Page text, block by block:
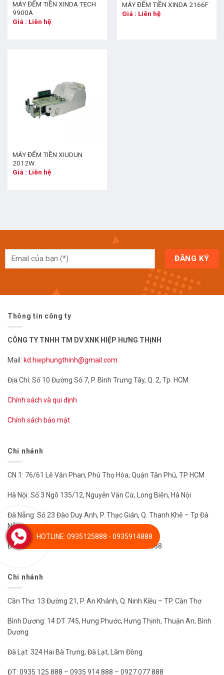
MÁY ĐẾM TIỀN XINDA TECH
9900A
Giá : Liên hệ
MÁY ĐẾM TIỀN XINDA 2166F
Giá : Liên hệ
MÁY ĐẾM TIỀN XIUDUN
2012W
Giá : Liên hệ
Thông tin công ty
CÔNG TY TNHH TM DV XNK HIỆP HƯNG THỊNH
Mail: kd.hiephungthinh@gmail.com
Địa Chỉ: Số 10 Đường Số 7, P. Bình Trưng Tây, Q. 2, Tp. HCM
Chính sách và qui định
Chính sách bảo mật
Chi nhánh
CN 1: 76/61 Lê Văn Phan, Phú Thọ Hòa, Quận Tân Phú, TP HCM
Hà Nội: Số 3 Ngõ 135/12, Nguyễn Văn Cừ, Long Biên, Hà Nội
Đà Nẵng: Số 23 Đào Duy Anh, P. Thạc Gián, Q. Thanh Khê – Tp Đà
Nẵng
ĐT: 0935.125.888– 0935.914.888 – 0927.077.888
Chi nhánh
Cần Thơ: 13 Đường 21, P. An Khánh, Q. Ninh Kiều – TP. Cần Thơ
Bình Dương: 14 DT 745, Hưng Phước, Hưng Thịnh, Thuận An, Bình
Dương
Đà Lạt: 324 Hai Bà Trưng, Đà Lạt, Lâm Đồng
ĐT: 0935.125.888 – 0935.914.888 – 0927.077.888
HOTLINE: 0935125888 - 0935914888